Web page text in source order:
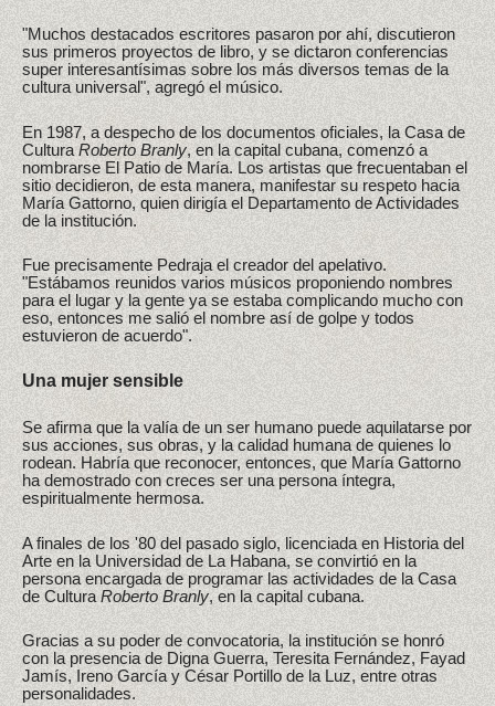
"Muchos destacados escritores pasaron por ahí, discutieron
sus primeros proyectos de libro, y se dictaron conferencias
super interesantísimas sobre los más diversos temas de la
cultura universal", agregó el músico.
En 1987, a despecho de los documentos oficiales, la Casa de
CulturaRoberto Branly, en la capital cubana, comenzó a
nombrarse El Patio de María. Los artistas que frecuentaban el
sitio decidieron, de esta manera, manifestar su respeto hacia
María Gattorno, quien dirigía el Departamento de Actividades
de la institución.
Fue precisamente Pedraja el creador del apelativo.
"Estábamos reunidos varios músicos proponiendo nombres
para el lugar y la gente ya se estaba complicando mucho con
eso, entonces me salió el nombre así de golpe y todos
estuvieron de acuerdo".
Una mujer sensible
Se afirma que la valía de un ser humano puede aquilatarse por
sus acciones, sus obras, y la calidad humana de quienes lo
rodean. Habría que reconocer, entonces, que María Gattorno
ha demostrado con creces ser una persona íntegra,
espiritualmente hermosa.
A finales de los '80 del pasado siglo, licenciada en Historia del
Arte en la Universidad de La Habana, se convirtió en la
persona encargada de programar las actividades de la Casa
de CulturaRoberto Branly, en la capital cubana.
Gracias a su poder de convocatoria, la institución se honró
con la presencia de Digna Guerra, Teresita Fernández, Fayad
Jamís, Ireno García y César Portillo de la Luz, entre otras
personalidades.